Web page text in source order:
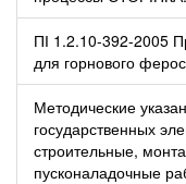
ПІ 1.2.10-392-2005
для горнового
Методические
государственных
строительные,
пусконаладочные